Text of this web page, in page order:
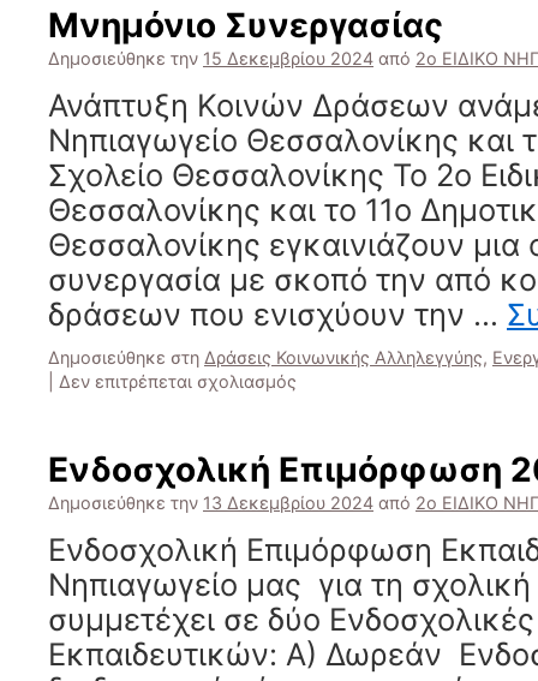
Μνημόνιο Συνεργασίας
Δημοσιεύθηκε την 15 Δεκεμβρίου 2024 από 2ο ΕΙΔΙΚΟ
Ανάπτυξη Κοινών Δράσεων
Νηπιαγωγείο Θεσσαλονίκης και
Σχολείο Θεσσαλονίκης Το 2ο
Θεσσαλονίκης και το 11ο
Θεσσαλονίκης εγκαινιάζουν μια
συνεργασία με σκοπό την από
δράσεων που ενισχύουν την …
Δημοσιεύθηκε στη Δράσεις Κοινωνικής Αλληλεγγύης,
Δεν επιτρέπεται σχολιασμός
Ενδοσχολική Επιμόρφωση
Δημοσιεύθηκε την 13 Δεκεμβρίου 2024 από 2ο ΕΙΔΙΚΟ
Ενδοσχολική Επιμόρφωση
Νηπιαγωγείο μας για τη
συμμετέχει σε δύο
Εκπαιδευτικών: Α) Δωρεάν